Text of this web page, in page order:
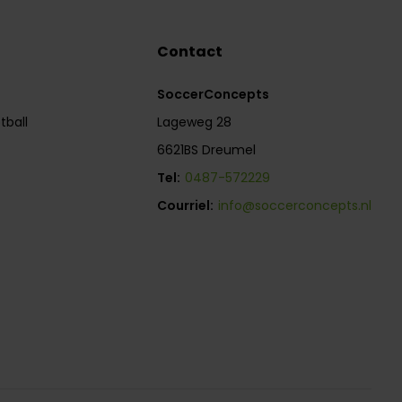
Contact
SoccerConcepts
Lageweg 28
6621BS Dreumel
Tel: 0487-572229
Courriel: info@soccerconcepts.nl